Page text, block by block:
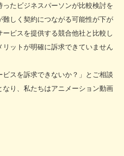
たビジネスパーソンが比較検討を
しく契約につながる可能性が下が
ビスを提供する競合他社と比較し
ットが明確に訴求できていません
スを訴求できないか？」とご相談
り、私たちはアニメーション動画